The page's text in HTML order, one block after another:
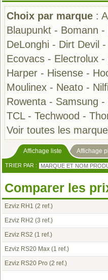
Choix par marque :
Blaupunkt - Bomann -
DeLonghi - Dirt Devil -
Ecovacs - Electrolux -
Harper - Hisense -
Moulinex - Neato -
Rowenta - Samsung -
TCL- Techwood -
Voir toutes les
Affichage liste Affichage
TRIER PAR : MARQUE ET NOM
Comparer les
Ezviz RH1 (2 ref.)
Ezviz RH2 (3 ref.)
Ezviz RS2 (1 ref.)
Ezviz RS20 Max (1 ref.)
Ezviz RS20 Pro (2 ref.)